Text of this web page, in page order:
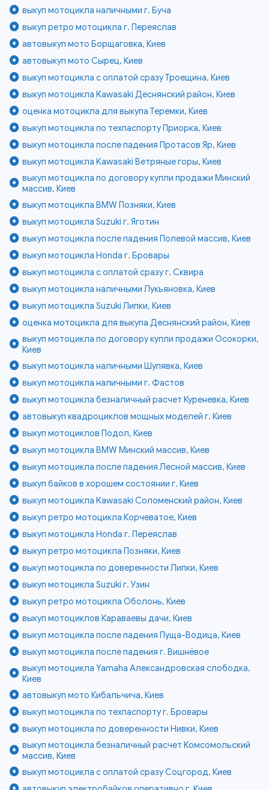
выкуп мотоцикла наличными г. Буча
выкуп ретро мотоцикла г. Переяслав
автовыкуп мото Борщаговка, Киев
автовыкуп мото Сырец, Киев
выкуп мотоцикла с оплатой сразу Троещина, Киев
выкуп мотоцикла Kawasaki Деснянский район, Киев
оценка мотоцикла для выкупа Теремки, Киев
выкуп мотоцикла по техпаспорту Приорка, Киев
выкуп мотоцикла после падения Протасов Яр, Киев
выкуп мотоцикла Kawasaki Ветряные горы, Киев
выкуп мотоцикла по договору купли продажи Минский
массив, Киев
выкуп мотоцикла BMW Позняки, Киев
выкуп мотоцикла Suzuki г. Яготин
выкуп мотоцикла после падения Полевой массив, Киев
выкуп мотоцикла Honda г. Бровары
выкуп мотоцикла с оплатой сразу г. Сквира
выкуп мотоцикла наличными Лукьяновка, Киев
выкуп мотоцикла Suzuki Липки, Киев
оценка мотоцикла для выкупа Деснянский район, Киев
выкуп мотоцикла по договору купли продажи Осокорки,
Киев
выкуп мотоцикла наличными Шулявка, Киев
выкуп мотоцикла наличными г. Фастов
выкуп мотоцикла безналичный расчет Куреневка, Киев
автовыкуп квадроциклов мощных моделей г. Киев
выкуп мотоциклов Подол, Киев
выкуп мотоцикла BMW Минский массив, Киев
выкуп мотоцикла после падения Лесной массив, Киев
выкуп байков в хорошем состоянии г. Киев
выкуп мотоцикла Kawasaki Соломенский район, Киев
выкуп ретро мотоцикла Корчеватое, Киев
выкуп мотоцикла Honda г. Переяслав
выкуп ретро мотоцикла Позняки, Киев
выкуп мотоцикла по доверенности Липки, Киев
выкуп мотоцикла Suzuki г. Узин
выкуп ретро мотоцикла Оболонь, Киев
выкуп мотоциклов Караваевы дачи, Киев
выкуп мотоцикла после падения Пуща-Водица, Киев
выкуп мотоцикла после падения г. Вишнёвое
выкуп мотоцикла Yamaha Александровская слободка,
Киев
автовыкуп мото Кибальчича, Киев
выкуп мотоцикла по техпаспорту г. Бровары
выкуп мотоцикла по доверенности Нивки, Киев
выкуп мотоцикла безналичный расчет Комсомольский
массив, Киев
выкуп мотоцикла с оплатой сразу Соцгород, Киев